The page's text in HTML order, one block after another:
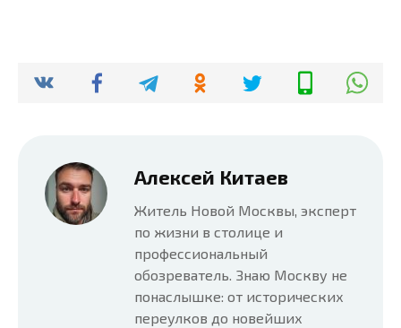
Алексей Китаев
Житель Новой Москвы, эксперт
по жизни в столице и
профессиональный
обозреватель. Знаю Москву не
понаслышке: от исторических
переулков до новейших